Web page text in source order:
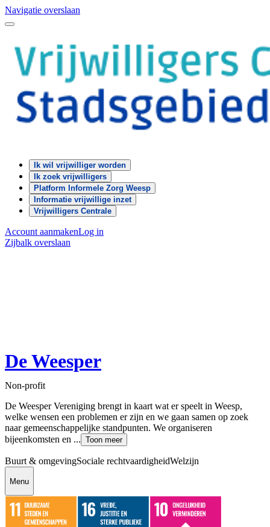
Navigatie overslaan
Ik wil vrijwilliger worden
Ik zoek vrijwilligers
Platform Informele Zorg Weesp
Informatie vrijwillige inzet
Vrijwilligers Centrale
Account aanmakenLog in
Zijbalk overslaan
De Weesper
Non-profit
De Weesper Vereniging brengt in kaart wat er speelt in Weesp,
welke wensen een problemen er zijn en we gaan samen op zoek
naar gemeenschappelijke standpunten. We organiseren
bijeenkomsten en ... Toon meer
Buurt & omgevingSociale rechtvaardigheidWelzijn
Menu